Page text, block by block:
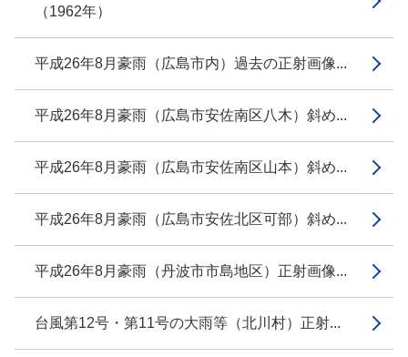
（1962年）
平成26年8月豪雨（広島市内）過去の正射画像...
平成26年8月豪雨（広島市安佐南区八木）斜め...
平成26年8月豪雨（広島市安佐南区山本）斜め...
平成26年8月豪雨（広島市安佐北区可部）斜め...
平成26年8月豪雨（丹波市市島地区）正射画像...
台風第12号・第11号の大雨等（北川村）正射...